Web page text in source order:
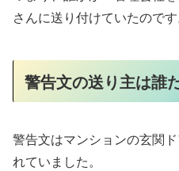
さんに送り付けていたのです
警告文の送り主は誰
警告文はマンションの玄関
れていました。